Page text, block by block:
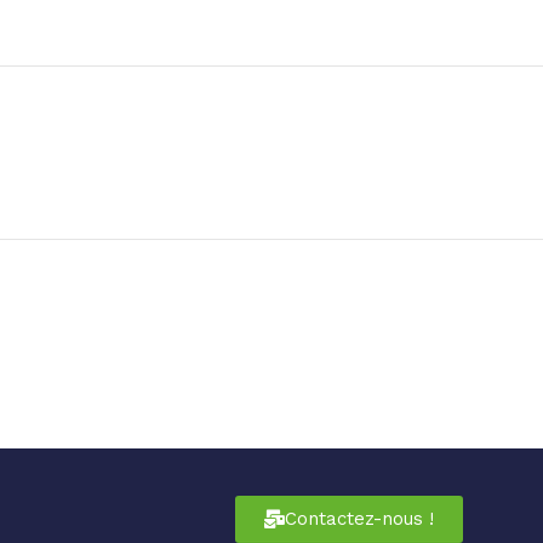
Contactez-nous !